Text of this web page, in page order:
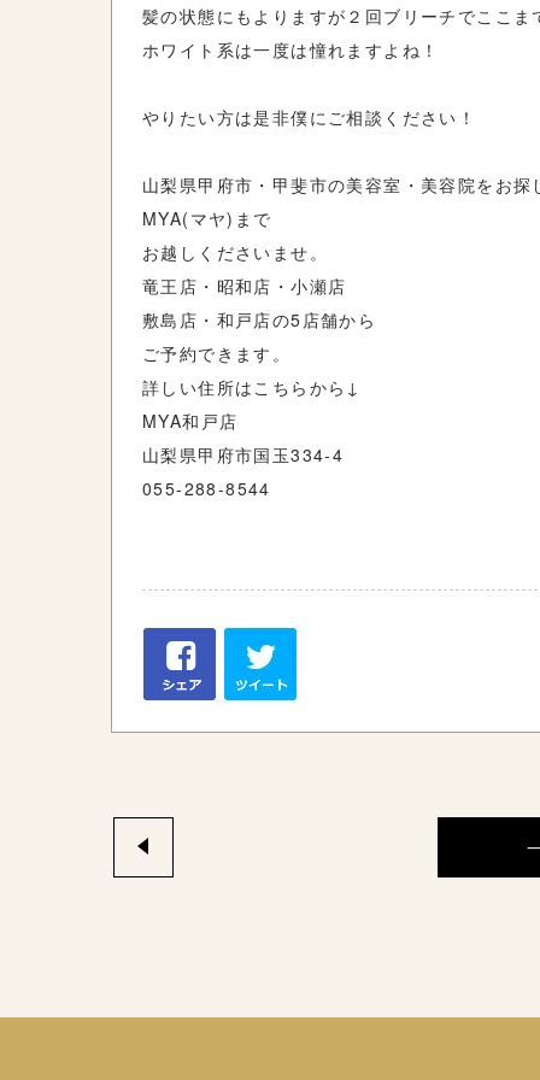
髪の状態にもよりますが２回ブリーチでここま
ホワイト系は一度は憧れますよね！
やりたい方は是非僕にご相談ください！
山梨県甲府市・甲斐市の美容室・美容院をお探
MYA(マヤ)まで
お越しくださいませ。
竜王店・昭和店・小瀬店
敷島店・和戸店の5店舗から
ご予約できます。
詳しい住所はこちらから↓
MYA和戸店
山梨県甲府市国玉334-4
055-288-8544